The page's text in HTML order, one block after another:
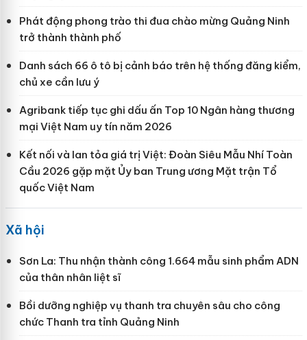
Phát động phong trào thi đua chào mừng Quảng Ninh
trở thành thành phố
Danh sách 66 ô tô bị cảnh báo trên hệ thống đăng kiểm,
chủ xe cần lưu ý
Agribank tiếp tục ghi dấu ấn Top 10 Ngân hàng thương
mại Việt Nam uy tín năm 2026
Kết nối và lan tỏa giá trị Việt: Đoàn Siêu Mẫu Nhí Toàn
Cầu 2026 gặp mặt Ủy ban Trung ương Mặt trận Tổ
quốc Việt Nam
Xã hội
Sơn La: Thu nhận thành công 1.664 mẫu sinh phẩm ADN
của thân nhân liệt sĩ
Bồi dưỡng nghiệp vụ thanh tra chuyên sâu cho công
chức Thanh tra tỉnh Quảng Ninh